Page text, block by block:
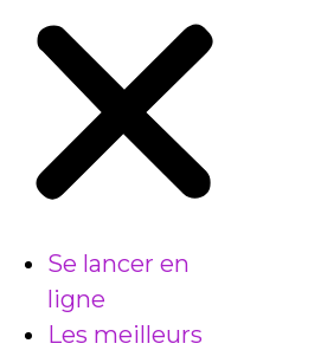
Se lancer en
ligne
Les meilleurs